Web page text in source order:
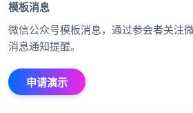
模板消息
微信公众号模板消息，通过参会者关注
消息通知提醒。
申请演示